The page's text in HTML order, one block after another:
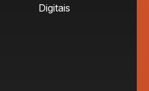
Digitais